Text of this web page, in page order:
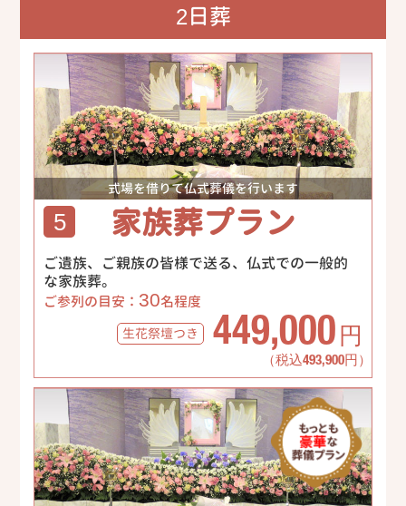
2日葬
式場を借りて仏式葬儀を行います
5 家族葬プラン
ご遺族、ご親族の皆様で送る、仏式での一般的
な家族葬。
ご参列の目安： 30名程度
生花祭壇つき 449,000 円
（税込493,900円）